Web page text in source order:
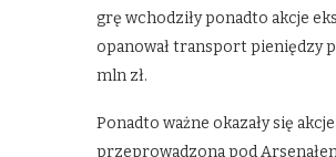
grę wchodziły ponadto akcje
opanował transport pieniędzy
mln zł.
Ponadto ważne okazały się
przeprowadzona pod